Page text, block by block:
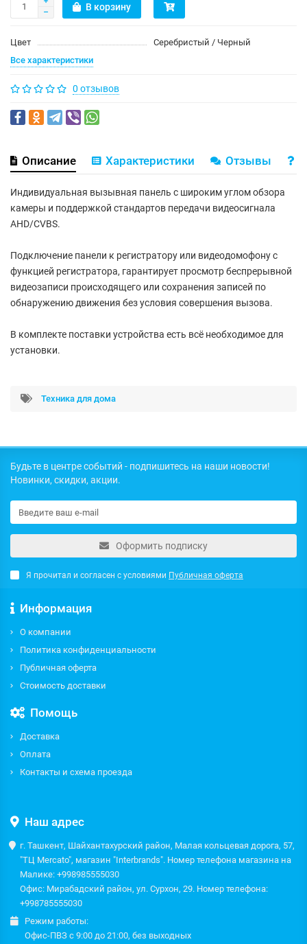
В корзину
Цвет
Серебристый / Черный
Все характеристики
0 отзывов
Описание Характеристики Отзывы
Индивидуальная вызывная панель с широким углом обзора
камеры и поддержкой стандартов передачи видеосигнала
AHD/CVBS.
Подключение панели к регистратору или видеодомофону с
функцией регистратора, гарантирует просмотр беспрерывной
видеозаписи происходящего или сохранения записей по
обнаружению движения без условия совершения вызова.
В комплекте поставки устройства есть всё необходимое для
установки.
Техника для дома
Будьте в центре событий - подпишитесь на наши новости!
Новинки, скидки, акции.
Оформить подписку
Я прочитал и согласен с условиями Публичная оферта
Информация
О компании
Политика конфиденциальности
Публичная оферта
Стоимость доставки
Помощь
Доставка
Оплата
Контакты и схема проезда
Наш адрес
г. Ташкент, Шайхантахурский район, Малая кольцевая дорога, 57,
"ТЦ Mercato", магазин "Interbrands". Номер телефона магазина на
Малике: +998985555030
Офис: Мирабадский район, ул. Сурхон, 29. Номер телефона:
+998785555030
Режим работы:
Офис-ПВЗ с 9:00 до 21:00, без выходных